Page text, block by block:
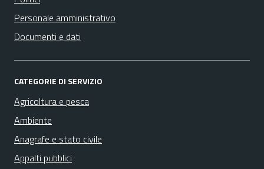
Personale amministrativo
Documenti e dati
CATEGORIE DI SERVIZIO
Agricoltura e pesca
Ambiente
Anagrafe e stato civile
Appalti pubblici